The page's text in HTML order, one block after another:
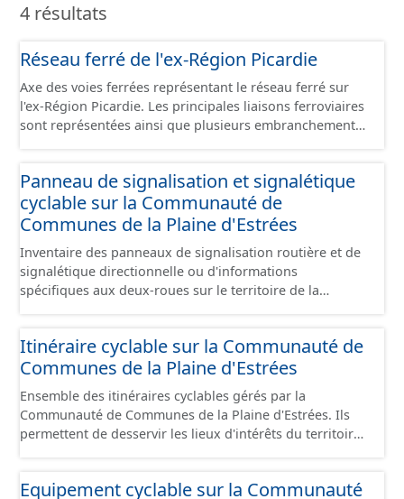
4 résultats
Réseau ferré de l'ex-Région Picardie
Axe des voies ferrées représentant le réseau ferré sur
l'ex-Région Picardie. Les principales liaisons ferroviaires
sont représentées ainsi que plusieurs embranchements
sont désaffectées mais sont toujours physiquement
présentes sur le terrain.
Panneau de signalisation et signalétique
cyclable sur la Communauté de
Communes de la Plaine d'Estrées
Inventaire des panneaux de signalisation routière et de
signalétique directionnelle ou d'informations
spécifiques aux deux-roues sur le territoire de la
en cours de réalisation. Cet inventaire est en cours, la
donnée n'est donc pas exhaustive.
Itinéraire cyclable sur la Communauté de
Communes de la Plaine d'Estrées
Ensemble des itinéraires cyclables gérés par la
Communauté de Communes de la Plaine d'Estrées. Ils
permettent de desservir les lieux d'intérêts du territoire
de bonnes conditions. Ils peuvent emprunter tout type
Equipement cyclable sur la Communauté